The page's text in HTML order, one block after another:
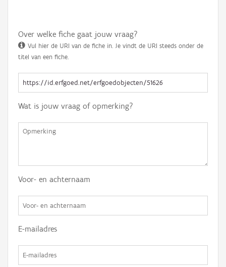
Over welke fiche gaat jouw vraag?
Vul hier de URI van de fiche in. Je vindt de URI steeds onder de
titel van een fiche.
Wat is jouw vraag of opmerking?
Voor- en achternaam
E-mailadres